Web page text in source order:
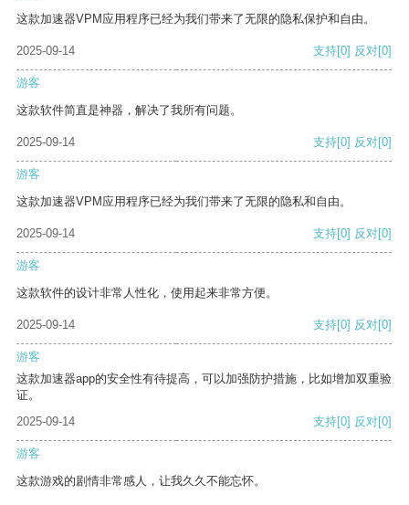
这款加速器VPM应用程序已经为我们带来了无限的隐私保护和自由。
2025-09-14 支持[0] 反对[0]
游客
这款软件简直是神器，解决了我所有问题。
2025-09-14 支持[0] 反对[0]
游客
这款加速器VPM应用程序已经为我们带来了无限的隐私和自由。
2025-09-14 支持[0] 反对[0]
游客
这款软件的设计非常人性化，使用起来非常方便。
2025-09-14 支持[0] 反对[0]
游客
这款加速器app的安全性有待提高，可以加强防护措施，比如增加双重验
证。
2025-09-14
支持[0] 反对[0]
游客
这款游戏的剧情非常感人，让我久久不能忘怀。